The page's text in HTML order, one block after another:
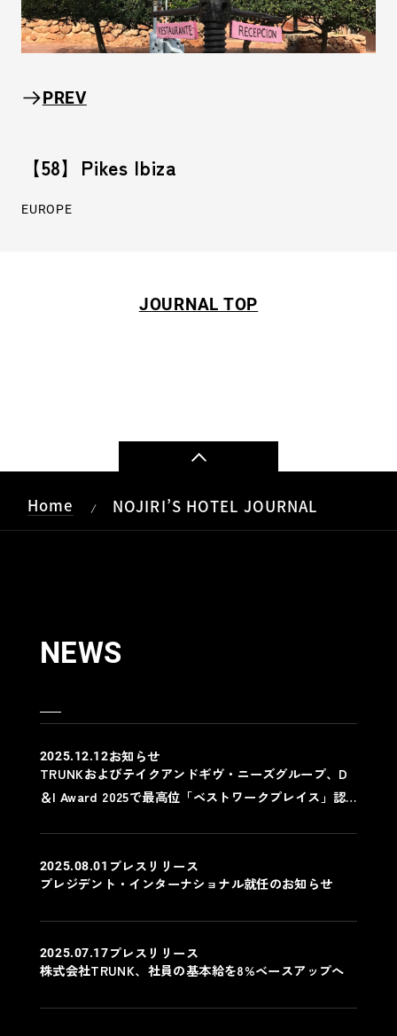
PREV
【58】Pikes Ibiza
EUROPE
JOURNAL TOP
Home / NOJIRI’S HOTEL JOURNAL
NEWS
2025.12.12お知らせ
TRUNKおよびテイクアンドギヴ・ニーズグループ、D
＆I Award 2025で最高位「ベストワークプレイス」認
2025.08.01 プレスリリース
プレジデント・インターナショナル就任のお知らせ
2025.07.17プレスリリース
株式会社TRUNK、社員の基本給を8%ベースアップへ